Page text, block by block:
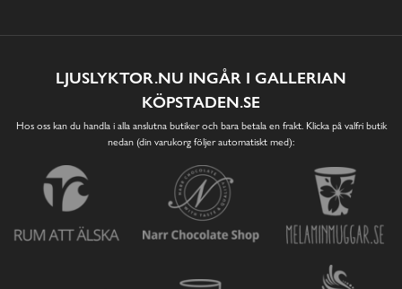
LJUSLYKTOR.NU INGÅR I GALLERIAN
KÖPSTADEN.SE
Hos oss kan du handla i alla anslutna butiker och bara betala en frakt. Klicka på valfri butik
nedan (din varukorg följer automatiskt med):